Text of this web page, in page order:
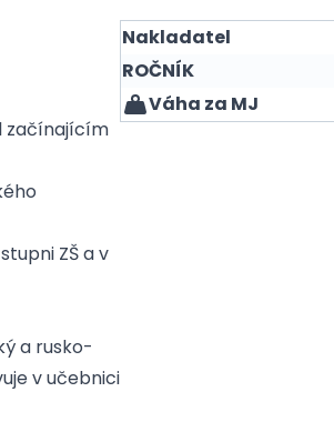
začínajícím
ZŠ a v
a rusko-
v učebnici
Nakladatel
ROČNÍK
Váha za MJ